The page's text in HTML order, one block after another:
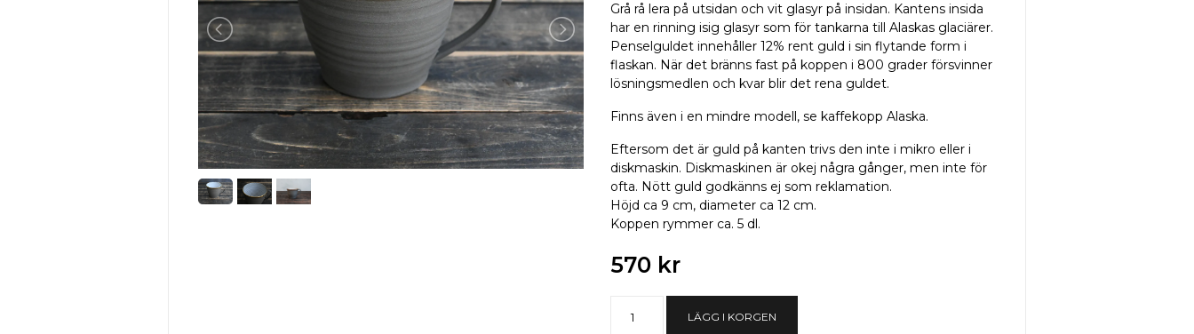
Grå rå lera på utsidan och vit glasyr på insidan. Kantens insida
har en rinning isig glasyr som för tankarna till Alaskas glaciärer.
Penselguldet innehåller 12% rent guld i sin flytande form i
flaskan. När det bränns fast på koppen i 800 grader försvinner
lösningsmedlen och kvar blir det rena guldet.
Finns även i en mindre modell, se kaffekopp Alaska.
Eftersom det är guld på kanten trivs den inte i mikro eller i
diskmaskin. Diskmaskinen är okej några gånger, men inte för
ofta. Nött guld godkänns ej som reklamation.
Höjd ca 9 cm, diameter ca 12 cm.
Koppen rymmer ca. 5 dl.
570 kr
LÄGG I KORGEN